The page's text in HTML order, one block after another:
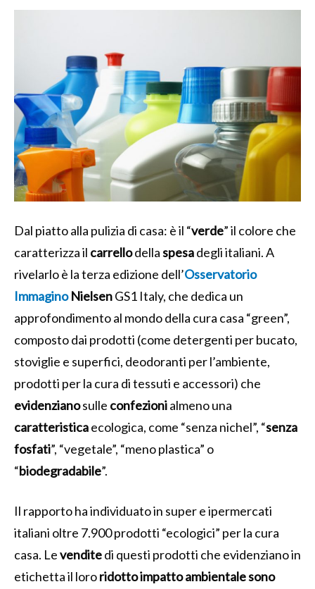
Dal piatto alla pulizia di casa: è il “verde” il colore che
caratterizza il carrellodellaspesadegli italiani. A
rivelarlo è la terza edizione dell’Osservatorio
ImmaginoNielsenGS1 Italy, che dedica un
approfondimento al mondo della cura casa “green”,
composto dai prodotti (come detergenti per bucato,
stoviglie e superfici, deodoranti per l’ambiente,
prodotti per la cura di tessuti e accessori) che
evidenzianosulle confezionialmeno una
caratteristicaecologica, come “senza nichel”, “senza
fosfati”, “vegetale”, “meno plastica” o
“biodegradabile”.
Il rapporto ha individuato in super e ipermercati
italiani oltre 7.900 prodotti “ecologici” per la cura
casa. Levenditedi questi prodotti che evidenziano in
etichetta il lororidotto impatto ambientale sono